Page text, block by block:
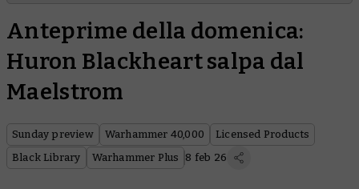
Anteprime della domenica:
Huron Blackheart salpa dal
Maelstrom
Sunday preview Warhammer 40,000
Licensed Products
Black Library
Warhammer Plus 8 feb 26